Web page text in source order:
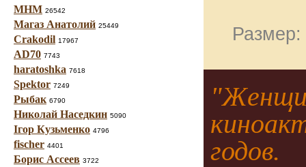
МНМ 26542
Магаз Анатолий 25449
Crakodil 17967
AD70 7743
haratoshka 7618
Spektor 7249
Рыбак 6790
Николай Наседкин 5090
Ігор Кузьменко 4796
fischer 4401
Борис Ассеев 3722
годов.